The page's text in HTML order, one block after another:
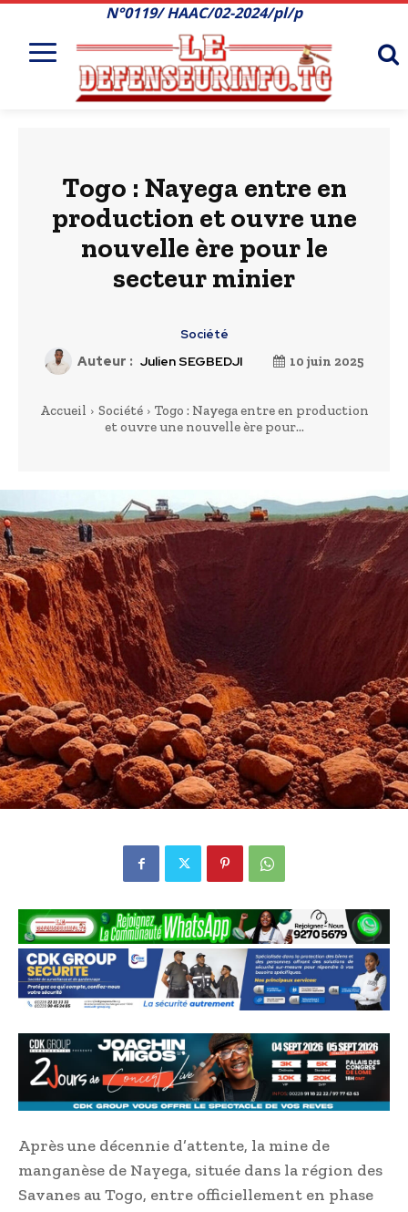
N°0119/ HAAC/02-2024/pl/p
Togo : Nayega entre en
production et ouvre une
nouvelle ère pour le
secteur minier
Société
Auteur : Julien SEGBEDJI 10 juin 2025
Accueil Société
Togo : Nayega entre en production
et ouvre une nouvelle ère pour...
Après une décennie d’attente, la mine de
manganèse de Nayega, située dans la région des
Savanes au Togo, entre officiellement en phase